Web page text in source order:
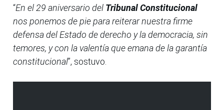
“En el 29 aniversario del Tribunal Constitucional
nos ponemos de pie para reiterar nuestra firme
defensa del Estado de derecho y la democracia, sin
temores, y con la valentía que emana de la garantía
constitucional”, sostuvo.